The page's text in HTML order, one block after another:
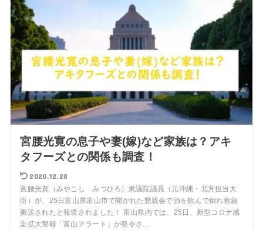
宮腰光寛の息子や妻(嫁)など家族は？アキ
タフーズとの関係も調査！
2020.12.28
宮腰光寛（みやこし みつひろ）衆議院議員（元沖縄・北方担当大
臣）が、25日富山県富山市で開かれた懇親会で酒を飲んで倒れ救急
搬送されたと報道されました！ 富山県内では、25日、新型コロナ感
染拡大警報「富山アラート」が発令さ...